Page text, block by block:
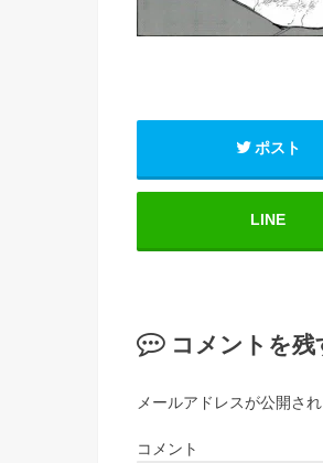
ポスト
LINE
コメントを残
メールアドレスが公開さ
コメント